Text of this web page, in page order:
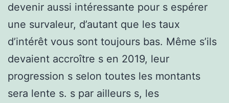
devenir aussi intéressante pour s espérer
une survaleur, d’autant que les taux
d’intérêt vous sont toujours bas. Même s’ils
devaient accroître s en 2019, leur
progression s selon toutes les montants
sera lente s. s par ailleurs s, les